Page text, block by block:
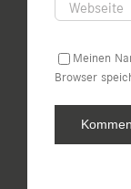
Meinen
Browser